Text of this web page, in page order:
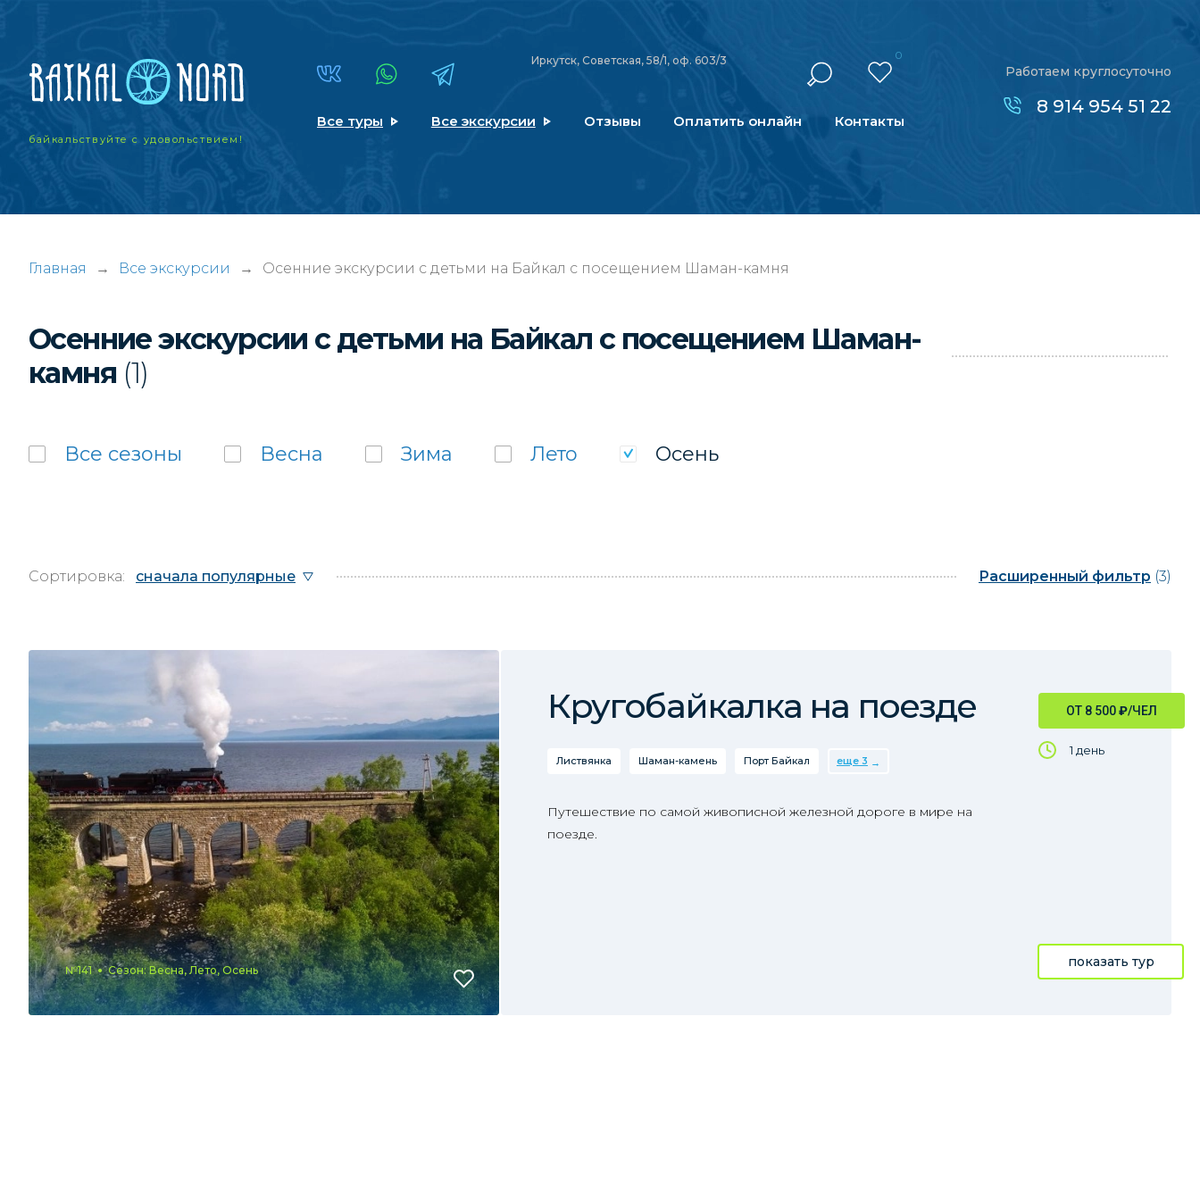
байкальствуйтес удовольствием!
Иркутск, Советская, 58/1, оф. 603/3 0
Все туры Все экскурсии Отзывы Оплатить онлайн Контакты
Работаем круглосуточно
8 914 954 51 22
Главная → Все экскурсии → Осенние экскурсии с детьми на Байкал с посещением Шаман-камня
Осенние экскурсии с детьми на Байкал с посещением Шаман-
камня (1)
Все сезоны Весна Зима Лето Осень
Сортировка: сначала популярные Расширенный фильтр (3)
№141 Сезон: Весна, Лето, Осень
ОТ 8 500₽/ЧЕЛ
1 день
Кругобайкалка на поезде
Листвянка Шаман-камень Порт Байкал еще 3
Путешествие по самой живописной железной дороге в мире на
поезде.
показать тур